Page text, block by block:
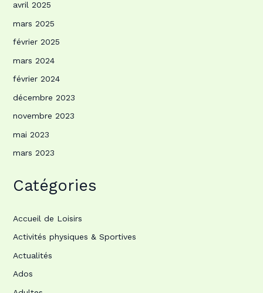
avril 2025
mars 2025
février 2025
mars 2024
février 2024
décembre 2023
novembre 2023
mai 2023
mars 2023
Catégories
Accueil de Loisirs
Activités physiques & Sportives
Actualités
Ados